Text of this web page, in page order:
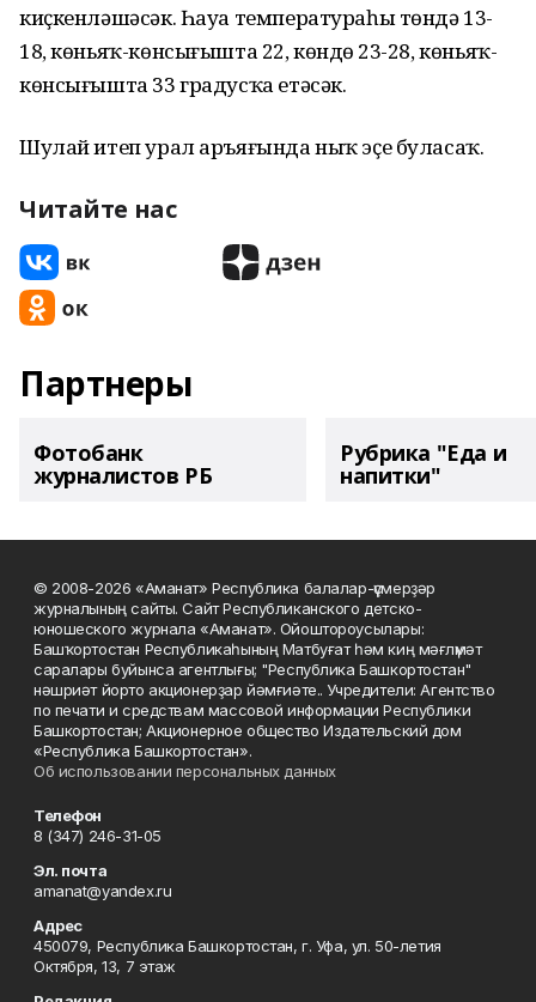
киҫкенләшәсәк. Һауа температураһы төндә 13-
18, көньяҡ-көнсығышта 22, көндөҙ 23-28, көньяҡ-
көнсығышта 33 градусҡа етәсәк.
Шулай итеп урал аръяғында ныҡ эҫе буласаҡ.
Читайте нас
Партнеры
Фотобанк
журналистов РБ
Рубрика "Еда и
напитки"
© 2008-2026 «Аманат» Республика балалар-үҫмерҙәр
журналының сайты. Сайт Республиканского детско-
юношеского журнала «Аманат». Ойоштороусылары:
Башҡортостан Республикаһының Матбуғат һәм киң мәғлүмәт
саралары буйынса агентлығы; "Республика Башкортостан"
нәшриәт йорто акционерҙар йәмғиәте.. Учредители: Агентство
по печати и средствам массовой информации Республики
Башкортостан; Акционерное общество Издательский дом
«Республика Башкортостан».
Об использовании персональных данных
Телефон
8 (347) 246-31-05
Эл. почта
amanat@yandex.ru
Адрес
450079, Республика Башкортостан, г. Уфа, ул. 50-летия
Октября, 13, 7 этаж